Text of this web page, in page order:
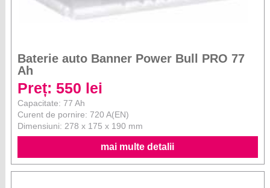
Baterie auto Banner Power Bull PRO 77
Ah
Preț: 550 lei
Capacitate: 77 Ah
Curent de pornire: 720 A(EN)
Dimensiuni: 278 x 175 x 190 mm
mai multe detalii